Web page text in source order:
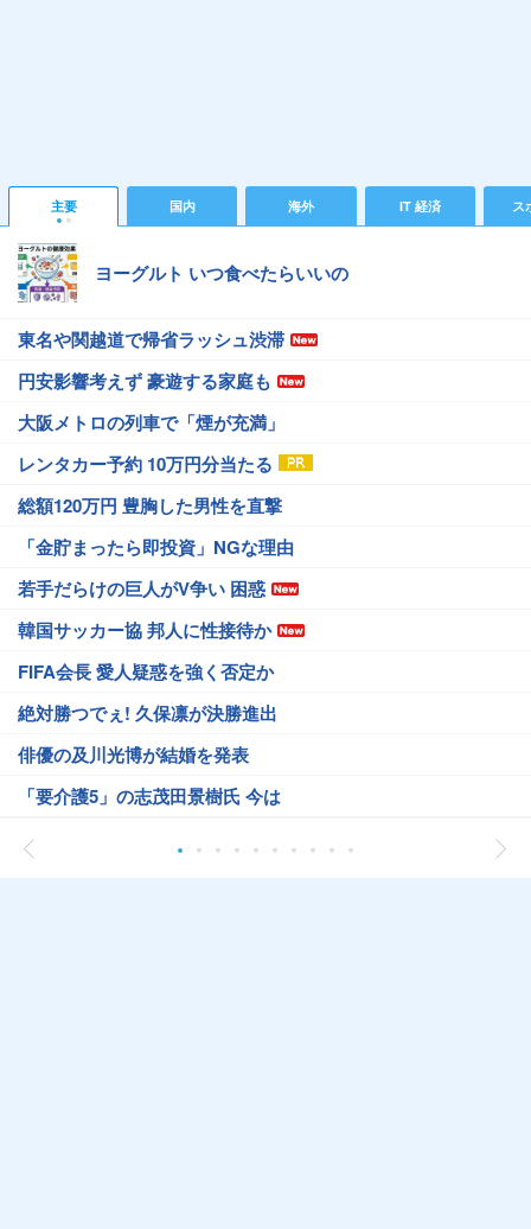
主要 国内 海外 IT 経済 ス
ヨーグルト いつ食べたらいいの
東名や関越道で帰省ラッシュ渋滞
円安影響考えず 豪遊する家庭も
大阪メトロの列車で「煙が充満」
レンタカー予約 10万円分当たる
総額120万円 豊胸した男性を直撃
「金貯まったら即投資」NGな理由
若手だらけの巨人がV争い 困惑
韓国サッカー協 邦人に性接待か
FIFA会長 愛人疑惑を強く否定か
絶対勝つでぇ! 久保凛が決勝進出
俳優の及川光博が結婚を発表
「要介護5」の志茂田景樹氏 今は